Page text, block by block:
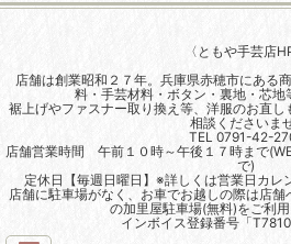
〈ともや手芸店
店舗は創業昭和２７年。兵庫県赤穂市にある
料・手芸材料・ボタン・裏地・芯地
裾上げやファスナー取り換え等、洋服のお直
相談くださいま
TEL 0791-42-
店舗営業時間 午前１０時～午後１７時まで
で)
定休日【毎週日曜日】※詳しくは営業日カレ
店舗に駐車場がなく、お車でお越しの際は店舗
の加里屋駐車場(無料)をご利用
インボイス登録番号「